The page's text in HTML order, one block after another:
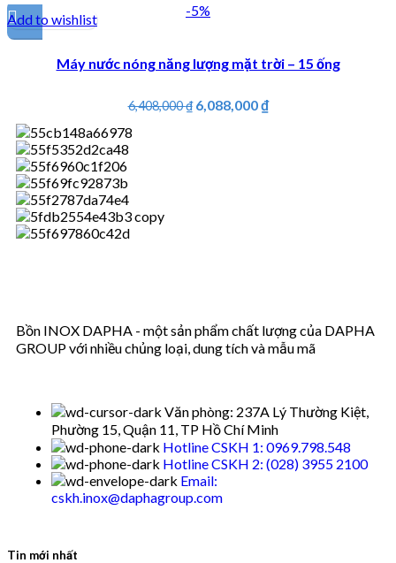
-5%
Add to wishlist
Máy nước nóng năng lượng mặt trời – 15 ống
6,408,000₫ 6,088,000₫
Bồn INOX DAPHA - một sản phẩm chất lượng của DAPHA
GROUP với nhiều chủng loại, dung tích và mẫu mã
Văn phòng: 237A Lý Thường Kiệt,
Phường 15, Quận 11, TP Hồ Chí Minh
Hotline CSKH 1: 0969.798.548
Hotline CSKH 2: (028) 3955 2100
Email:
cskh.inox@daphagroup.com
Tin mới nhất